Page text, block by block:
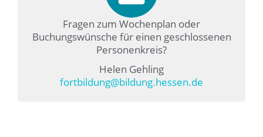
Fragen zum Wochenplan oder
Buchungswünsche für einen geschlossenen
Personenkreis?
Helen Gehling
fortbildung@bildung.hessen.de